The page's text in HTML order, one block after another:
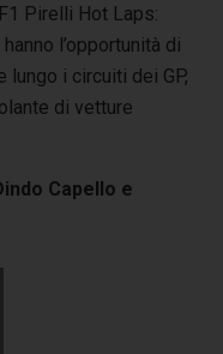
Pirelli Hot Laps:
l’opportunità di
lungo i circuiti dei GP,
di vetture
Capello e